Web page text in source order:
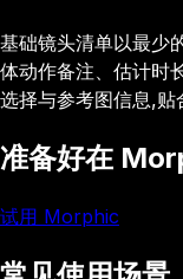
基础镜头清单以最少
体动作备注、估计时
选择与参考图信息,贴
准备好在
试用 Morphic